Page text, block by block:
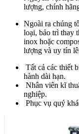
lượng, chính
Ngoài ra chúng
loại, bảo trì thay
inox hoặc
lượng và uy tín
Tất cả các thiết
hành dài hạn.
Nhân viên kĩ
nghiệp.
Phục vụ quý